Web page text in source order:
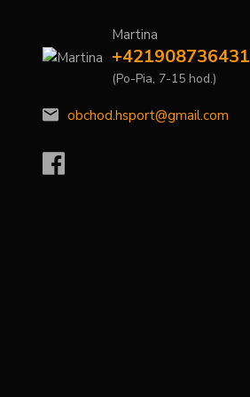
Martina
+421908736431
(Po-Pia, 7-15 hod.)
obchod.hsport@gmail.com